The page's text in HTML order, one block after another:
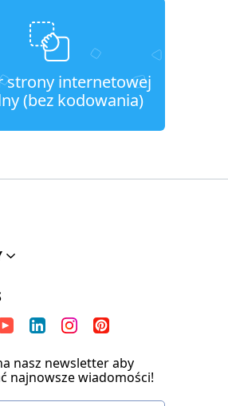
strony internetowej
(bez kodowania)
nasz newsletter aby
najnowsze wiadomości!